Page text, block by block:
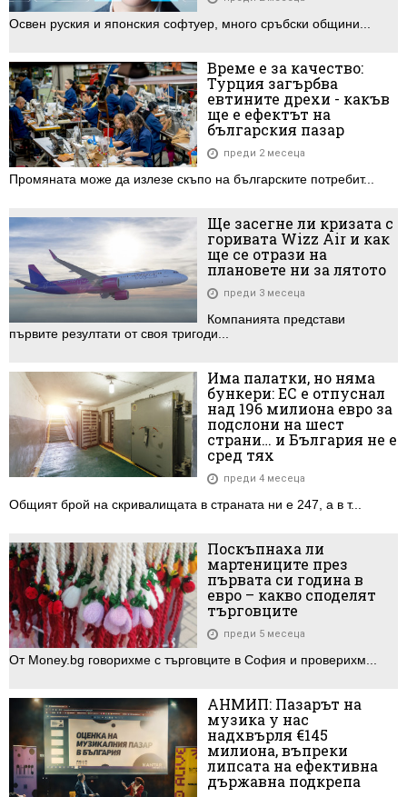
Освен руския и японския софтуер, много сръбски общини...
Време е за качество:
Турция загърбва
евтините дрехи - какъв
ще е ефектът на
българския пазар
преди 2 месеца
Промяната може да излезе скъпо на българските потребит...
Ще засегне ли кризата с
горивата Wizz Air и как
ще се отрази на
плановете ни за лятото
преди 3 месеца
Компанията представи
първите резултати от своя тригоди...
Има палатки, но няма
бункери: ЕС е отпуснал
над 196 милиона евро за
подслони на шест
страни… и България не е
сред тях
преди 4 месеца
Общият брой на скривалищата в страната ни е 247, а в т...
Поскъпнаха ли
мартениците през
първата си година в
евро – какво споделят
търговците
преди 5 месеца
От Money.bg говорихме с търговците в София и проверихм...
АНМИП: Пазарът на
музика у нас
надхвърля €145
милиона, въпреки
липсата на ефективна
държавна подкрепа